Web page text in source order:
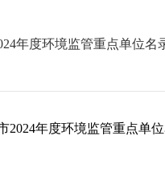
年度环境监管重点单位名
2024年度环境监管重点单